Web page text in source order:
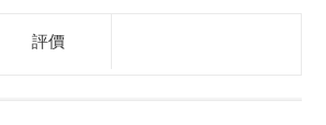
評價